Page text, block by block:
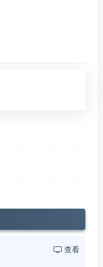
查看